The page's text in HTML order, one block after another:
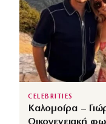
CELEBRITIES
Καλομοίρα –